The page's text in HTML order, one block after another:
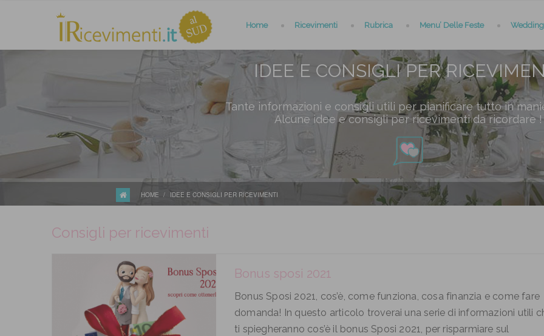
Home Ricevimenti Rubrica Menu’ Delle Feste
IDEE E CONSIGLI PER
Tante informazioni e consigli utili per pianificare tutto in
Alcune idee e consigli per ricevimenti da ricordare !
HOME IDEE E CONSIGLI PER RICEVIMENTI
Consigli per ricevimenti
Bonus sposi 2021
Bonus Sposi 2021, cos’è, come funziona, cosa finanzia e come fare
domanda! In questo articolo troverai una serie di informazioni utili
ti spiegheranno cos’è il bonus Sposi 2021, per risparmiare sul